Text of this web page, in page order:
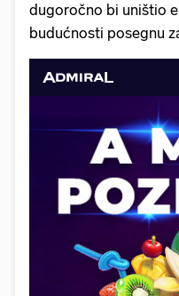
dugoročno bi uništio
budućnosti posegnu